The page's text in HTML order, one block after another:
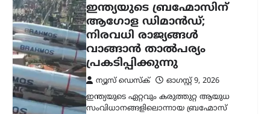
കേരളം,തിരുവനന്തപുരം,വാർത്തകൾ
മഴക്കെടുതി: 121 കോടി
രൂപയുടെ കൃഷിനാശം;
കർഷകർക്ക് സഹായം
ഉറപ്പെന്ന് മന്ത്രി ടി. സിദ്ദിഖ്
ന്യൂസ് ഡെസ്ക്
ഓഗസ്റ്റ്‌ 9, 2026
സംസ്ഥാനത്തെ ശക്തമായ മഴയും
വെള്ളപ്പൊക്കവും മൂലം കൃഷി മേഖലയിൽ